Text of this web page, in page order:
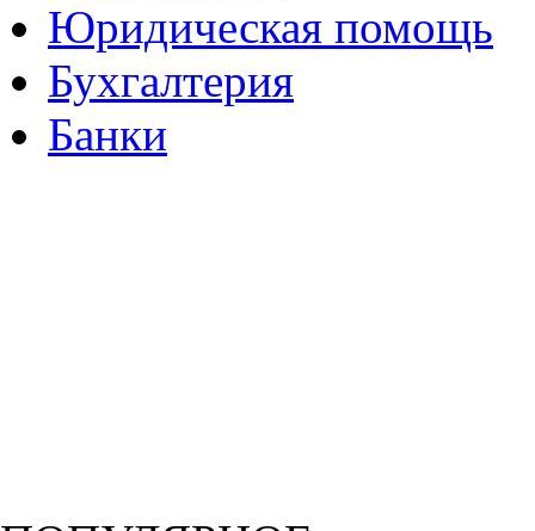
Юридическая помощь
Бухгалтерия
Банки